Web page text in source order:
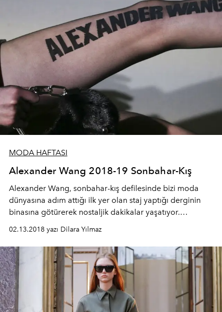
MODA HAFTASI
Alexander Wang 2018-19 Sonbahar-Kış
Alexander Wang, sonbahar-kış defilesinde bizi moda
dünyasına adım attığı ilk yer olan staj yaptığı derginin
binasına götürerek nostaljik dakikalar yaşatıyor.
Koleksiyonda ki çalışan kadın imajını ise kenarlarında
CEO yazan güneş gözlükleriyle tamamlıyor.
02.13.2018 yazı Dilara Yılmaz